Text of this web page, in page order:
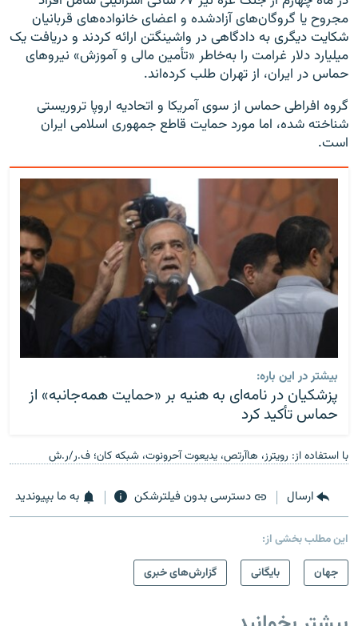
مجروح یا گروگان‌های آزادشده و اعضای خانواده‌های قربانیان
شکایت دیگری به دادگاهی در واشینگتن ارائه کردند و دریافت یک
میلیارد دلار غرامت را به‌خاطر «تأمین مالی و آموزش» نیروهای
حماس در ایران، از تهران طلب کرده‌اند.
گروه افراطی حماس از سوی آمریکا و اتحادیه اروپا تروریستی
شناخته شده، اما مورد حمایت قاطع جمهوری اسلامی ایران
است.
بیشتر در این باره:
پزشکیان در نامه‌ای به هنیه بر «حمایت همه‌جانبه» از
حماس تأکید کرد
با استفاده از: رویترز، هاآرتص، یدیعوت آحرونوت، شبکه کان؛ ف.ر/ر.ش
ارسال دسترسی بدون فیلترشکن به ما بپیوندید
این مطلب بخشی از:
جهان
بایگانی گزارش‌های خبری